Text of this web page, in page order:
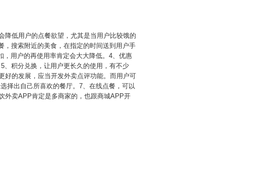
降低用户的点餐欲望，尤其是当用户比较饿的
，搜索附近的美食，在指定的时间送到用户手
用户的再使用率肯定会大大降低。4、优惠
、积分兑换，让用户更长久的使用，有不少
好的发展，应当开发外卖点评功能。而用户可
择出自己所喜欢的餐厅。7、在线点餐，可以
外卖APP肯定是多商家的，也跟商城APP开